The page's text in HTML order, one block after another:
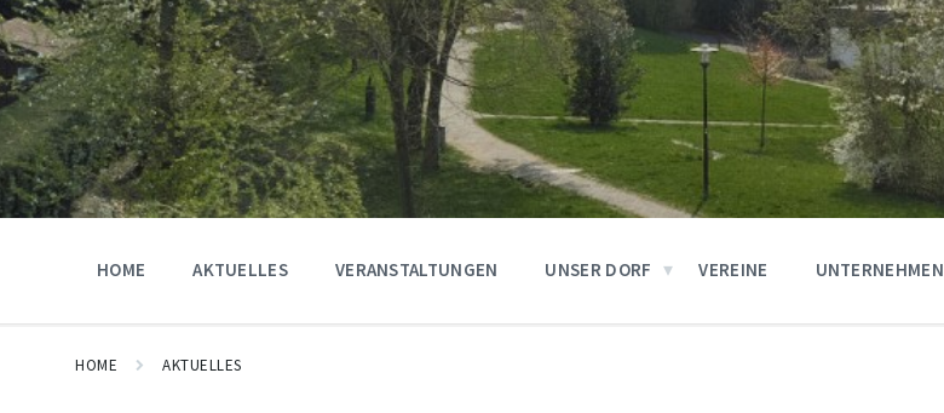
HOME AKTUELLES VERANSTALTUNGEN UNSER DORF VEREINE UNTERNEHMEN
HOME AKTUELLES